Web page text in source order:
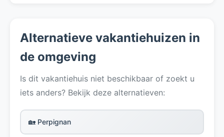
Alternatieve vakantiehuizen in
de omgeving
Is dit vakantiehuis niet beschikbaar of zoekt u
iets anders? Bekijk deze alternatieven:
🏡 Perpignan